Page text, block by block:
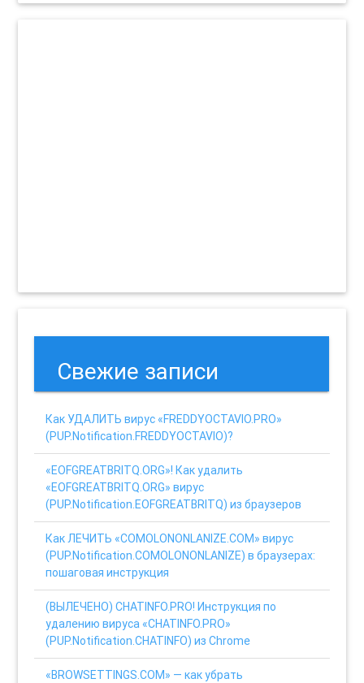
Свежие записи
Как УДАЛИТЬ вирус «FREDDYOCTAVIO.PRO»
(PUP.Notification.FREDDYOCTAVIO)?
«EOFGREATBRITQ.ORG»! Как удалить
«EOFGREATBRITQ.ORG» вирус
(PUP.Notification.EOFGREATBRITQ) из браузеров
Как ЛЕЧИТЬ «COMOLONONLANIZE.COM» вирус
(PUP.Notification.COMOLONONLANIZE) в браузерах:
пошаговая инструкция
(ВЫЛЕЧЕНО) CHATINFO.PRO! Инструкция по
удалению вируса «CHATINFO.PRO»
(PUP.Notification.CHATINFO) из Chrome
«BROWSETTINGS.COM» — как убрать